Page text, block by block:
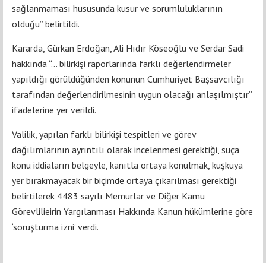
sağlanmaması hususunda kusur ve sorumluluklarının
olduğu” belirtildi.
Kararda, Gürkan Erdoğan, Ali Hıdır Köseoğlu ve Serdar Sadi
hakkında “... bilirkişi raporlarında farklı değerlendirmeler
yapıldığı görüldüğünden konunun Cumhuriyet Başsavcılığı
tarafından değerlendirilmesinin uygun olacağı anlaşılmıştır”
ifadelerine yer verildi.
Valilik, yapılan farklı bilirkişi tespitleri ve görev
dağılımlarının ayrıntılı olarak incelenmesi gerektiği, suça
konu iddiaların belgeyle, kanıtla ortaya konulmak, kuşkuya
yer bırakmayacak bir biçimde ortaya çıkarılması gerektiği
belirtilerek 4483 sayılı Memurlar ve Diğer Kamu
Görevlilieirin Yargılanması Hakkında Kanun hükümlerine göre
‘soruşturma izni’ verdi.